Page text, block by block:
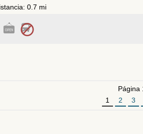
0.7 mi
Página
1
2 3